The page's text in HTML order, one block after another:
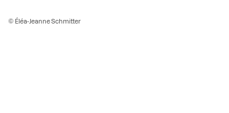
© Éléa-Jeanne Schmitter